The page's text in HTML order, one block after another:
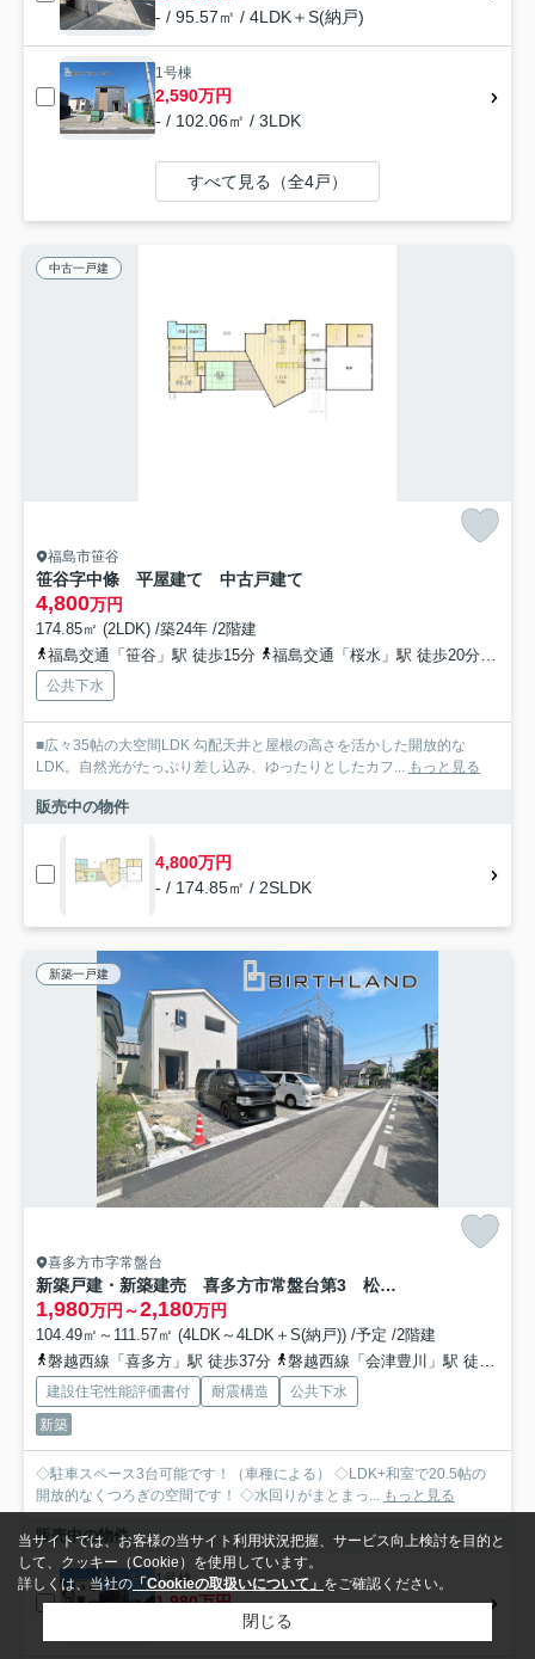
- / 95.57㎡ / 4LDK＋S(納戸)
1号棟
2,590万円
- / 102.06㎡ / 3LDK
すべて見る（全4戸）
中古一戸建
福島市笹谷
笹谷字中條 平屋建て 中古戸建て
4,800万円
174.85㎡ (2LDK) /築24年 /2階建
福島交通「笹谷」駅 徒歩15分
福島交通「桜水」駅 徒歩20分
公共下水
■広々35帖の大空間LDK 勾配天井と屋根の高さを活かした開放的な
LDK。自然光がたっぷり差し込み、ゆったりとしたカフ...
もっと見る
販売中の物件
4,800万円
- / 174.85㎡ / 2SLDK
新築一戸建
喜多方市字常盤台
新築戸建・新築建売 喜多方市常盤台第3 松山小・第二中
1,980万円～2,180万円
104.49㎡～111.57㎡ (4LDK～4LDK＋S(納戸)) /予定 /2階建
磐越西線「喜多方」駅 徒歩37分
磐越西線「会津豊川」駅 徒歩55分
建設住宅性能評価書付 耐震構造
公共下水
新築
◇駐車スペース3台可能です！（車種による） ◇LDK+和室で20.5帖の
開放的なくつろぎの空間です！ ◇水回りがまとまっ...
もっと見る
販売中の物件
1号棟
1,980万円
- / 104.49㎡ / 4LDK＋S(納戸)
当サイトでは、お客様の当サイト利用状況把握、サービス向上検討を目的と
して、クッキー（Cookie）を使用しています。
詳しくは、当社の 「Cookieの取扱いについて」 をご確認ください。
閉じる